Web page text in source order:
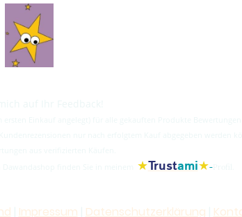
★Trustami★-Profil.
Impressum Datenschutzerklärung